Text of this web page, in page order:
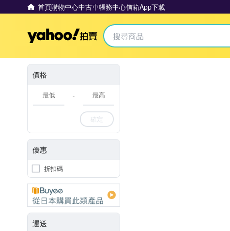
首頁購物中心中古車帳務中心信箱App下載
Yahoo拍賣
價格
-
確定
優惠
折扣碼
運送